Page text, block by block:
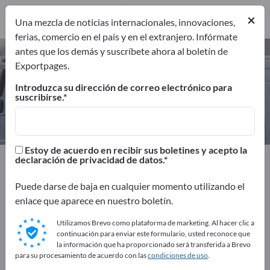
Caravanas – encuentre fabricantes
y proveedores
Exportadores Fabricantes
Fabricantes7
Exportpages
Deporte y Tiempo Libre
¡Anúnciese gratis en Exportpages!
Necesidades – Ofertas – Productos usados – Contactos
comerciales >> Empiece aquí
×
Una mezcla de noticias internacionales, innovaciones,
ferias, comercio en el país y en el extranjero. Infórmate
antes que los demás y suscríbete ahora al boletín de
Exportpages.
Introduzca su dirección de correo electrónico para
suscribirse.
Estoy de acuerdo en recibir sus boletines y acepto la
declaración de privacidad de datos.
Puede darse de baja en cualquier momento utilizando el
enlace que aparece en nuestro boletín.
Utilizamos Brevo como plataforma de marketing. Al hacer clic a
continuación para enviar este formulario, usted reconoce que
la información que ha proporcionado será transferida a Brevo
para su procesamiento de acuerdo con lascondiciones de uso.